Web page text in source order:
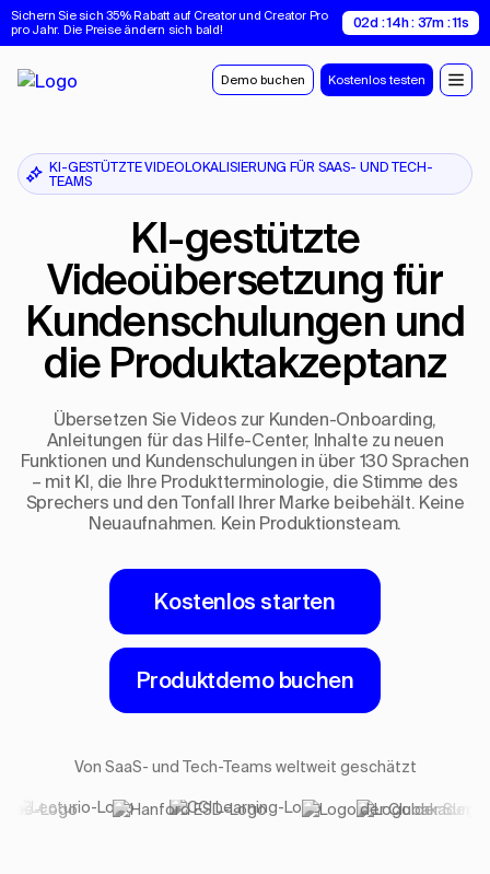
Sichern Sie sich 35% Rabatt auf Creator und Creator Pro
pro Jahr. Die Preise ändern sich bald!
02d : 14h : 37m : 10s
Demo buchen Kostenlos testen
KI-GESTÜTZTE VIDEOLOKALISIERUNG FÜR SAAS- UND TECH-
TEAMS
KI-gestützte
Videoübersetzung für
Kundenschulungen und
die Produktakzeptanz
Übersetzen Sie Videos zur Kunden-Onboarding,
Anleitungen für das Hilfe-Center, Inhalte zu neuen
Funktionen und Kundenschulungen in über 130 Sprachen
– mit KI, die Ihre Produktterminologie, die Stimme des
Sprechers und den Tonfall Ihrer Marke beibehält. Keine
Neuaufnahmen. Kein Produktionsteam.
Kostenlos starten
Produktdemo buchen
Von SaaS- und Tech-Teams weltweit geschätzt